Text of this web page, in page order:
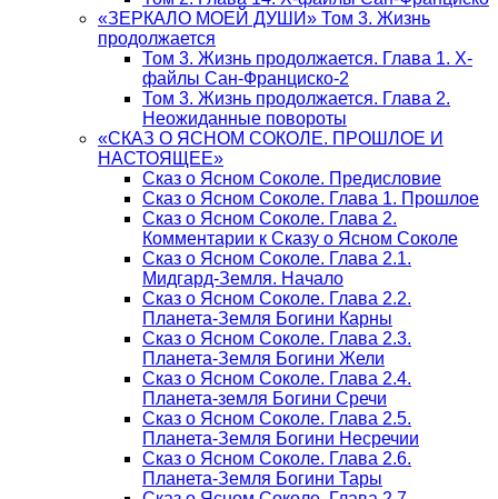
«ЗЕРКАЛО МОЕЙ ДУШИ» Том 3. Жизнь
продолжается
Том 3. Жизнь продолжается. Глава 1. Х-
файлы Сан-Франциско-2
Том 3. Жизнь продолжается. Глава 2.
Неожиданные повороты
«СКАЗ О ЯСНОМ СОКОЛЕ. ПРОШЛОЕ И
НАСТОЯЩЕЕ»
Сказ о Ясном Соколе. Предисловие
Сказ о Ясном Соколе. Глава 1. Прошлое
Сказ о Ясном Соколе. Глава 2.
Комментарии к Сказу о Ясном Соколе
Сказ о Ясном Соколе. Глава 2.1.
Мидгард-Земля. Начало
Сказ о Ясном Соколе. Глава 2.2.
Планета-Земля Богини Карны
Сказ о Ясном Соколе. Глава 2.3.
Планета-Земля Богини Жели
Сказ о Ясном Соколе. Глава 2.4.
Планета-земля Богини Сречи
Сказ о Ясном Соколе. Глава 2.5.
Планета-Земля Богини Несречии
Сказ о Ясном Соколе. Глава 2.6.
Планета-Земля Богини Тары